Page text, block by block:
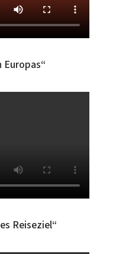
Europas“
Reiseziel“